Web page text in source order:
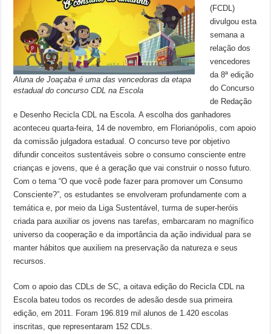
Aluna de Joaçaba é uma das vencedoras da etapa
estadual do concurso CDL na Escola
(FCDL)
divulgou esta
semana a
relação dos
vencedores
da 8ª edição
do Concurso
de Redação
e Desenho Recicla CDL na Escola. A escolha dos ganhadores
aconteceu quarta-feira, 14 de novembro, em Florianópolis, com apoio
da comissão julgadora estadual. O concurso teve por objetivo
difundir conceitos sustentáveis sobre o consumo consciente entre
crianças e jovens, que é a geração que vai construir o nosso futuro.
Com o tema “O que você pode fazer para promover um Consumo
Consciente?”, os estudantes se envolveram profundamente com a
temática e, por meio da Liga Sustentável, turma de super-heróis
criada para auxiliar os jovens nas tarefas, embarcaram no magnífico
universo da cooperação e da importância da ação individual para se
manter hábitos que auxiliem na preservação da natureza e seus
recursos.
Com o apoio das CDLs de SC, a oitava edição do Recicla CDL na
Escola bateu todos os recordes de adesão desde sua primeira
edição, em 2011. Foram 196.819 mil alunos de 1.420 escolas
inscritas, que representaram 152 CDLs.